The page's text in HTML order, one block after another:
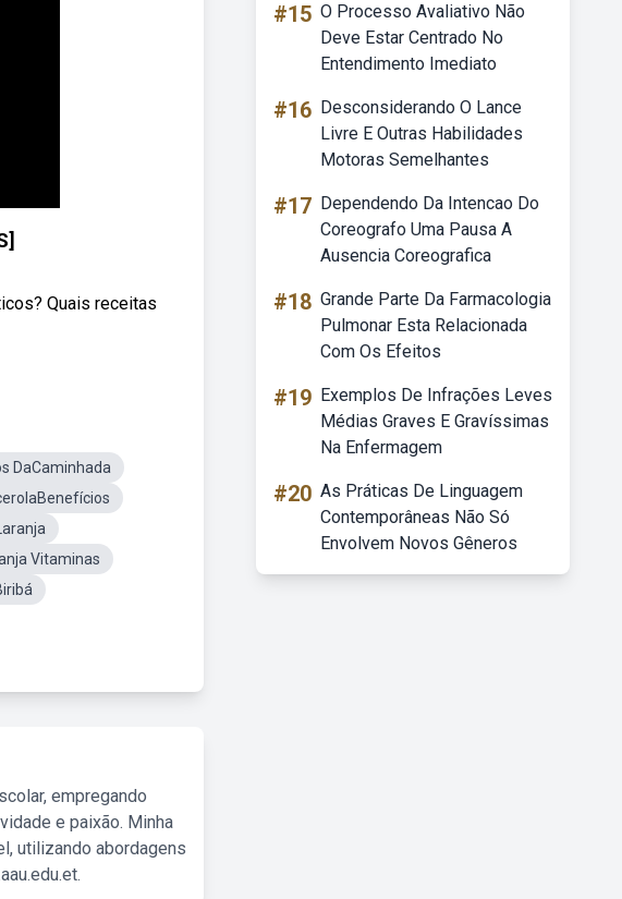
Quais receitas
DaCaminhada
Vitaminas
empregando
e paixão. Minha
utilizando abordagens
#15 O Processo Avaliativo Não
Deve Estar Centrado No
Entendimento Imediato
#16 Desconsiderando O Lance
Livre E Outras Habilidades
Motoras Semelhantes
#17 Dependendo Da Intencao Do
Coreografo Uma Pausa A
Ausencia Coreografica
#18 Grande Parte Da Farmacologia
Pulmonar Esta Relacionada
Com Os Efeitos
#19 Exemplos De Infrações Leves
Médias Graves E Gravíssimas
Na Enfermagem
#20 As Práticas De Linguagem
Contemporâneas Não Só
Envolvem Novos Gêneros